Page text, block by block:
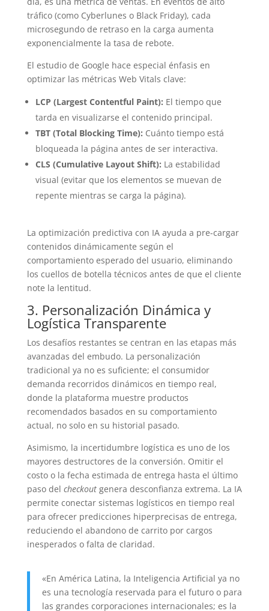
tráfico (como Cyberlunes o Black Friday), cada
microsegundo de retraso en la carga aumenta
exponencialmente la tasa de rebote.
El estudio de Google hace especial énfasis en
optimizar las métricas Web Vitals clave:
LCP (Largest Contentful Paint): El tiempo que
tarda en visualizarse el contenido principal.
TBT (Total Blocking Time): Cuánto tiempo está
bloqueada la página antes de ser interactiva.
CLS (Cumulative Layout Shift): La estabilidad
visual (evitar que los elementos se muevan de
repente mientras se carga la página).
La optimización predictiva con IA ayuda a pre-cargar
contenidos dinámicamente según el
comportamiento esperado del usuario, eliminando
los cuellos de botella técnicos antes de que el cliente
note la lentitud.
3. Personalización Dinámica y
Logística Transparente
Los desafíos restantes se centran en las etapas más
avanzadas del embudo. La personalización
tradicional ya no es suficiente; el consumidor
demanda recorridos dinámicos en tiempo real,
donde la plataforma muestre productos
recomendados basados en su comportamiento
actual, no solo en su historial pasado.
Asimismo, la incertidumbre logística es uno de los
mayores destructores de la conversión. Omitir el
costo o la fecha estimada de entrega hasta el último
paso del checkoutgenera desconfianza extrema. La IA
permite conectar sistemas logísticos en tiempo real
para ofrecer predicciones hiperprecisas de entrega,
reduciendo el abandono de carrito por cargos
inesperados o falta de claridad.
«En América Latina, la Inteligencia Artificial ya no
es una tecnología reservada para el futuro o para
las grandes corporaciones internacionales; es la